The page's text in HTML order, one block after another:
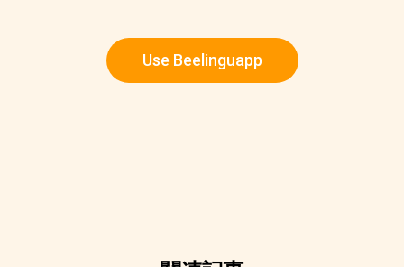
Use Beelinguapp